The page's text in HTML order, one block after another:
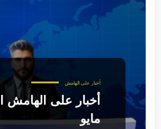
أخبار على الهامش
مايو